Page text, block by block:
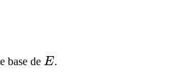
base de E
E.